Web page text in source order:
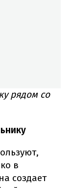
рядом со
в
создает